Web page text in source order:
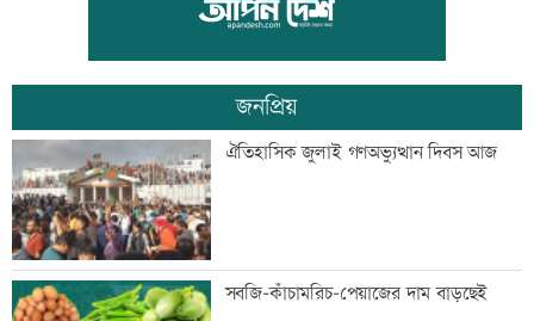
আটক
গুরুত্বপূর্ণ ব্যক্তিদের নিয়ে অপপ্রচারের বিরুদ্ধে
সতর্ক করল পুলিশ
নিরাপত্তা পেলে দেশে ফিরতে চান সাকিব
জনপ্রিয়
ঐতিহাসিক জুলাই গণঅভ্যুত্থান দিবস আজ
সবজি-কাঁচামরিচ-পেয়াজের দাম বাড়ছেই